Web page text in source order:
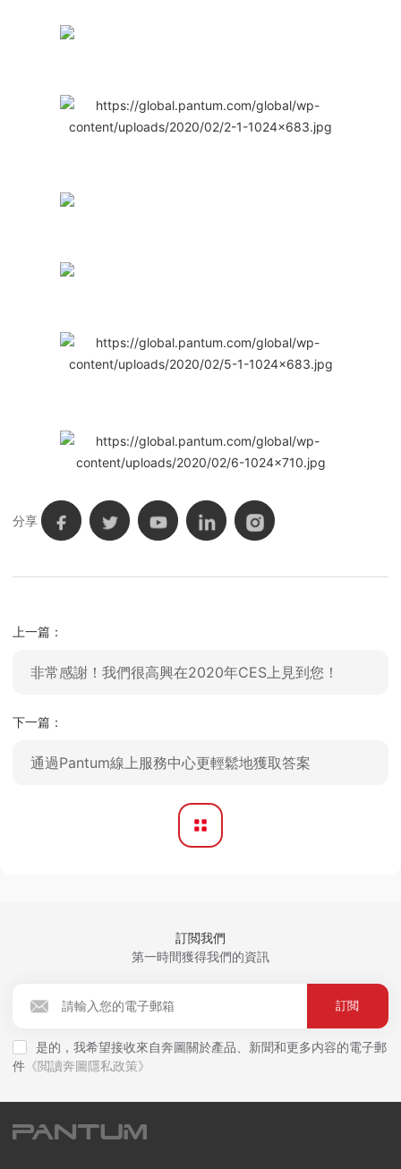
分享
上一篇：
非常感謝！我們很高興在2020年CES上見到您！
下一篇：
通過Pantum線上服務中心更輕鬆地獲取答案
訂閲我們
第一時間獲得我們的資訊
訂閲
是的，我希望接收來自奔圖關於產品、新聞和更多内容的電子郵
件 《閲讀奔圖隱私政策》